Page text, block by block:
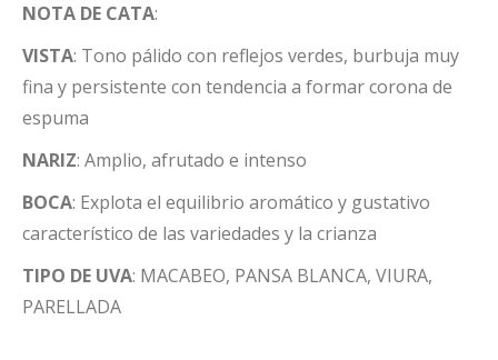
NOTA DE CATA:
VISTA: Tono pálido con reflejos verdes, burbuja muy
fina y persistente con tendencia a formar corona de
espuma
NARIZ: Amplio, afrutado e intenso
BOCA: Explota el equilibrio aromático y gustativo
característico de las variedades y la crianza
TIPO DE UVA: MACABEO, PANSA BLANCA, VIURA,
PARELLADA